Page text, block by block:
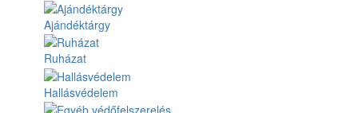
Ajándéktárgy
Ruházat
Hallásvédelem